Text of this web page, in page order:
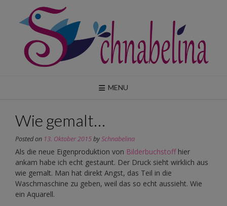
content
MENU
Wie gemalt…
Posted on 13. Oktober 2015bySchnabelina
Als die neue Eigenproduktion von Bilderbuchstoffhier
ankam habe ich echt gestaunt. Der Druck sieht wirklich aus
wie gemalt. Man hat direkt Angst, das Teil in die
Waschmaschine zu geben, weil das so echt aussieht. Wie
ein Aquarell.